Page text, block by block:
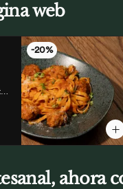
web
-20%
ahora